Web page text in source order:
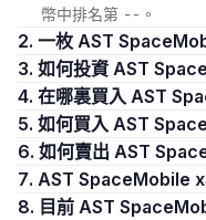
幣中排名第 --。
2. 一枚 AST
3. 如何投資 AST
4. 在哪裏買入 AST
5. 如何買入 AST
6. 如何賣出 AST
7. AST SpaceMobile
8. 目前 AST